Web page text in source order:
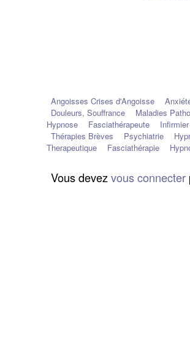
Angoisses Crises d'Angoisse
Douleurs, Souffrance
Maladies
Hypnose
Fasciathérapeute
Infirmier
Thérapies Brèves
Psychiatrie
Therapeutique
Fasciathérapie
Vous devez vous connecter